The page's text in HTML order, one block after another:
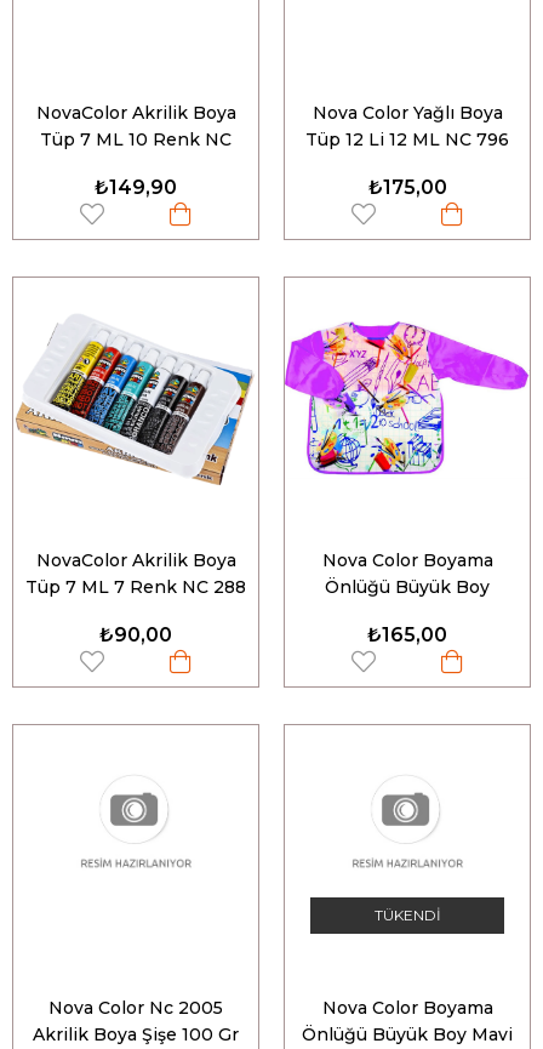
NovaColor Akrilik Boya
Tüp 7 ML 10 Renk NC
₺149,90
Nova Color Yağlı Boya
Tüp 12 Li 12 ML NC 796
₺175,00
NovaColor Akrilik Boya
Tüp 7 ML 7 Renk NC 288
₺90,00
Nova Color Boyama
Önlüğü Büyük Boy
₺165,00
Nova Color Nc 2005
Akrilik Boya Şişe 100 Gr
TÜKENDI
Nova Color Boyama
Önlüğü Büyük Boy Mavi